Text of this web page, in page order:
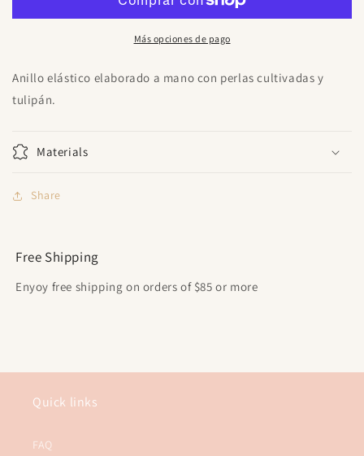
Más opciones de pago
Anillo elástico elaborado a mano con perlas cultivadas y
tulipán.
Materials
Share
Free Shipping
Enyoy free shipping on orders of $85 or more
Quick links
FAQ